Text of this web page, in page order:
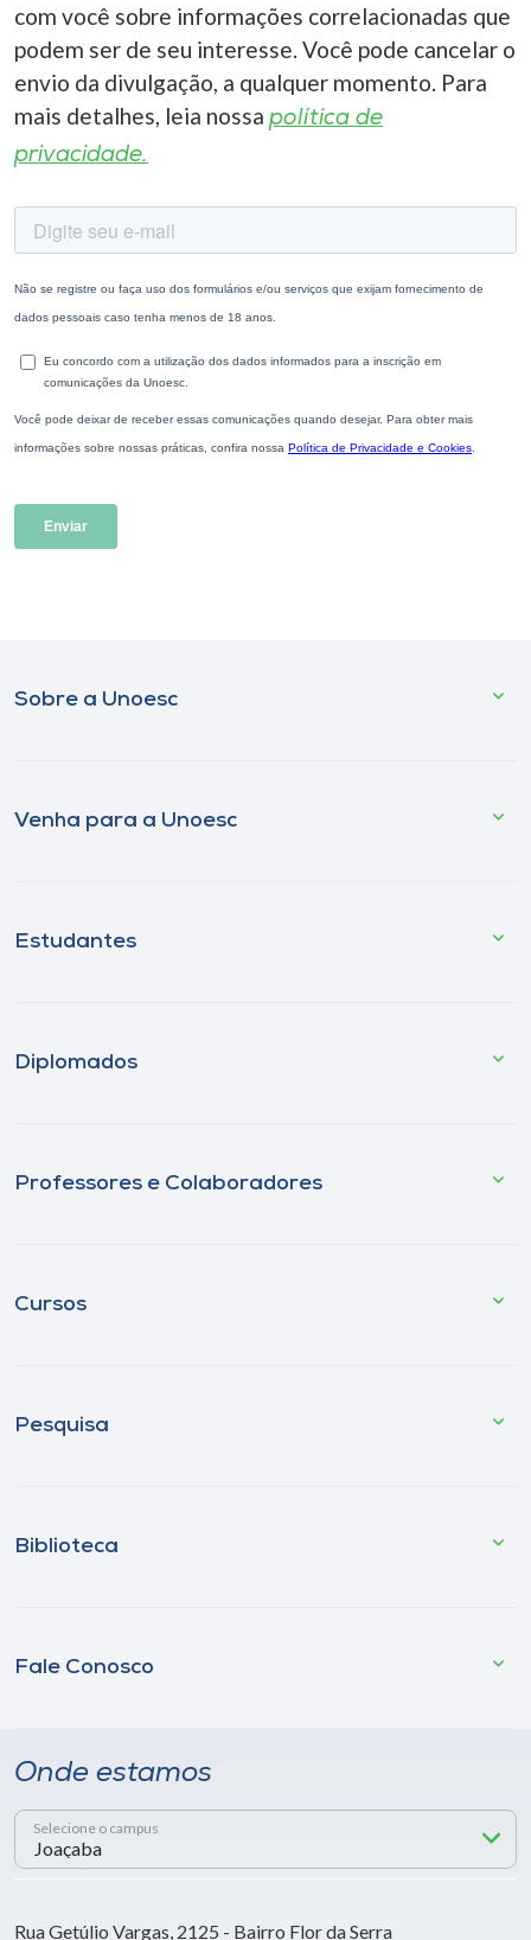
com você sobre informações correlacionadas que
podem ser de seu interesse. Você pode cancelar o
envio da divulgação, a qualquer momento. Para
mais detalhes, leia nossa política de
privacidade.
Sobre a Unoesc
Venha para a Unoesc
Estudantes
Diplomados
Professores e Colaboradores
Cursos
Pesquisa
Biblioteca
Fale Conosco
Onde estamos
Selecione o campus
Rua Getúlio Vargas, 2125 - Bairro Flor da Serra